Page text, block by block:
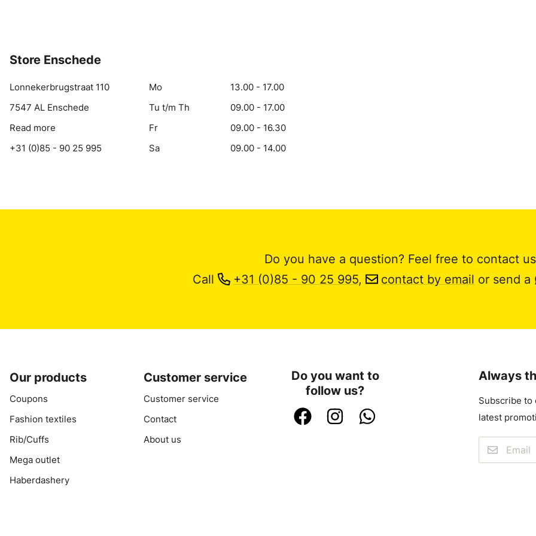
Store Enschede
Lonnekerbrugstraat 110
7547 AL Enschede
Read more
+31 (0)85 - 90 25 995
Mo
13.00 - 17.00
Tu t/m Th
09.00 - 17.00
Fr
09.00 - 16.30
Sa
09.00 - 14.00
Do you have a question? Feel free to contact
Call
+31 (0)85 - 90 25 995, contact by email or send a
Our products
Coupons
Fashion textiles
Rib/Cuffs
Mega outlet
Haberdashery
Customer service
Customer service
Contact
About us
Do you want to
follow us?
Always
Subscribe to
latest